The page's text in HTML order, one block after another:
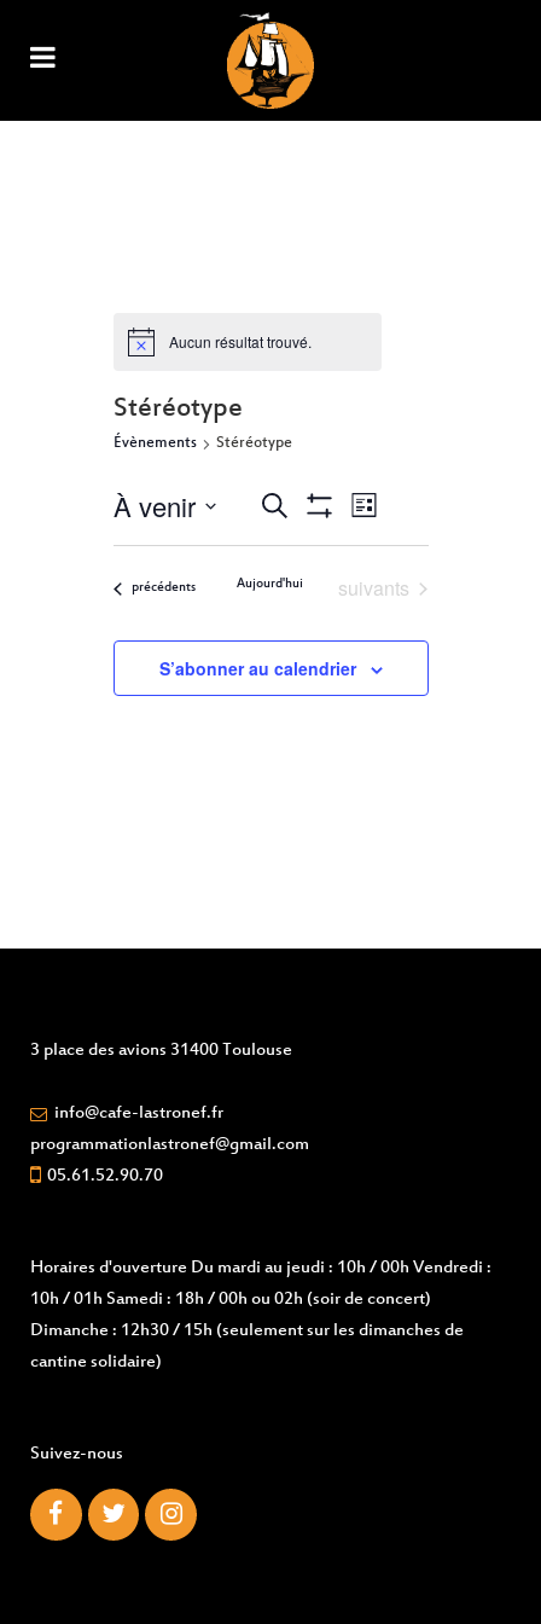
Aucun résultat trouvé.
Stéréotype
Évènements Stéréotype
RECHERCHE
ET
NAVIGATION
DE
VUES
Recherche
Filters
NAVIGATION
VUES
ÉVÈNEMENT
Liste
À venir
date.
Évènements
précédents Aujourd'hui Évènements
suivants
S’abonner au calendrier
3 place des avions 31400 Toulouse
info@cafe-lastronef.fr
programmationlastronef@gmail.com
05.61.52.90.70
Horaires d'ouverture Du mardi au jeudi : 10h / 00h Vendredi :
10h / 01h Samedi : 18h / 00h ou 02h (soir de concert)
Dimanche : 12h30 / 15h (seulement sur les dimanches de
cantine solidaire)
Suivez-nous